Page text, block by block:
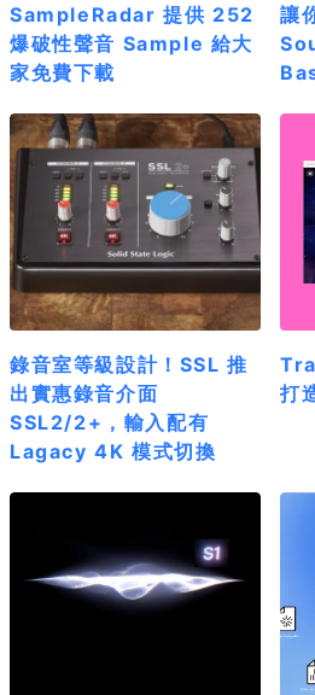
SampleRadar 提供 252
爆破性聲音 Sample 給大
家免費下載
讓
錄音室等級設計！SSL 推
出實惠錄音介面
SSL2/2+，輸入配有
Lagacy 4K 模式切換
打